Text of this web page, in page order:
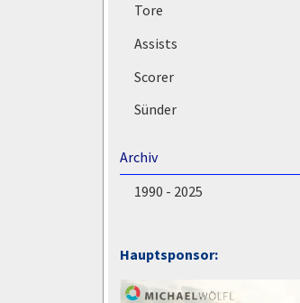
Tore
Assists
Scorer
Sünder
Archiv
1990 - 2025
Hauptsponsor: